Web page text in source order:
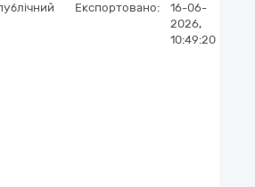
Експортовано:
16-06-
2026,
10:49:20